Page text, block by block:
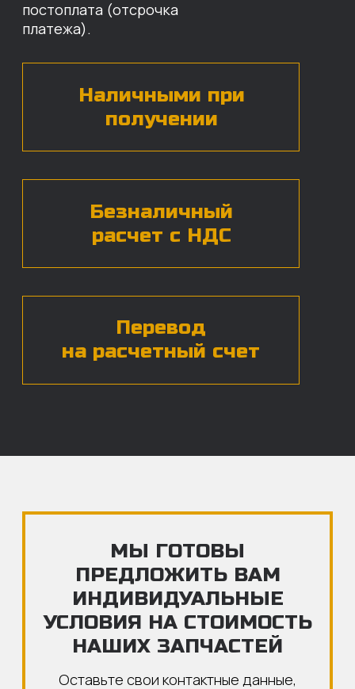
назовут цены и проконсультируют
по нужным деталям.
персональных данных*
ЧАСТЫЕ ВОПРОСЫ